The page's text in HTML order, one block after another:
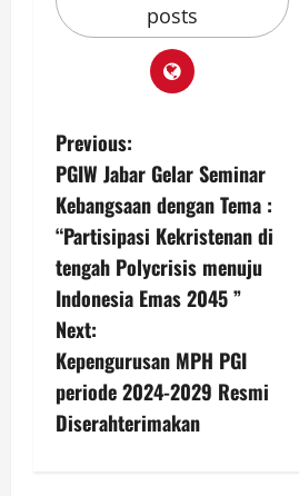
posts
P
o
s
t
n
a
v
Previous:
PGIW Jabar Gelar Seminar
Kebangsaan dengan Tema :
“Partisipasi Kekristenan di
tengah Polycrisis menuju
Indonesia Emas 2045 ”
Next:
Kepengurusan MPH PGI
periode 2024-2029 Resmi
Diserahterimakan